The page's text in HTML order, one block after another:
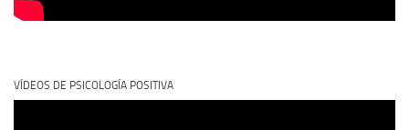
VÍDEOS DE PSICOLOGÍA POSITIVA